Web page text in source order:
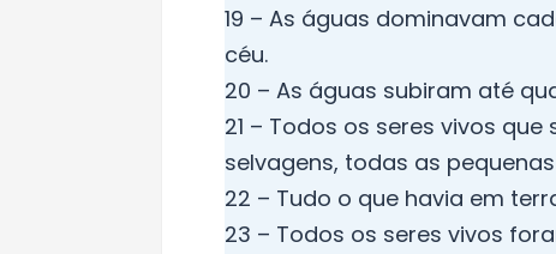
19 – As águas dominavam
céu.
20 – As águas subiram até
21 – Todos os seres vivos
selvagens, todas as
22 – Tudo o que havia em
23 – Todos os seres vivos